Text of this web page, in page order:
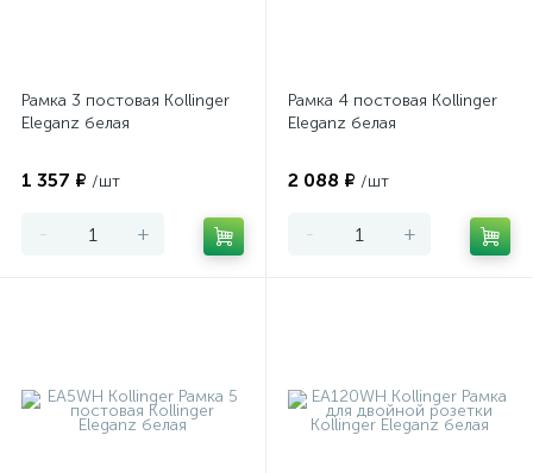
Рамка 3 постовая Kollinger
Eleganz белая
1 357 ₽ /шт
- +
Рамка 4 постовая Kollinger
Eleganz белая
2 088 ₽ /шт
- +